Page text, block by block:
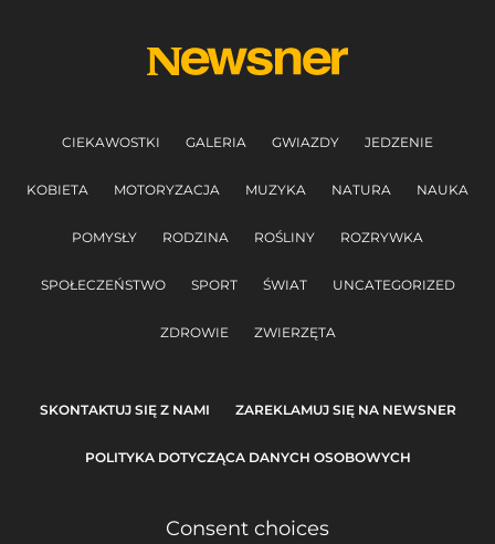
CIEKAWOSTKI GALERIA GWIAZDY JEDZENIE
KOBIETA MOTORYZACJA MUZYKA NATURA NAUKA
POMYSŁY RODZINA ROŚLINY ROZRYWKA
SPOŁECZEŃSTWO SPORT ŚWIAT UNCATEGORIZED
ZDROWIE ZWIERZĘTA
SKONTAKTUJ SIĘ Z NAMI ZAREKLAMUJ SIĘ NA NEWSNER
POLITYKA DOTYCZĄCA DANYCH OSOBOWYCH
Consent choices